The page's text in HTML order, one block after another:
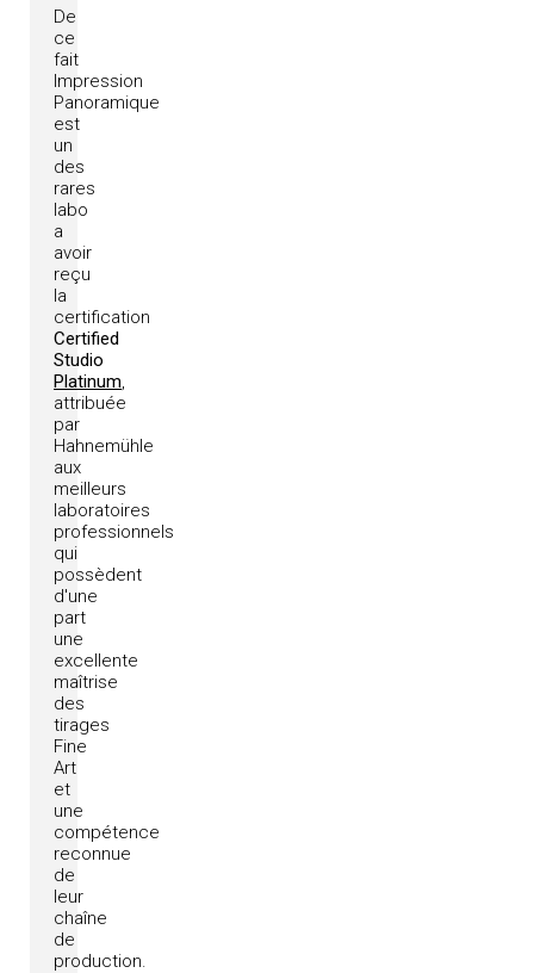
De
ce
fait
Impression
Panoramique
est
un
des
rares
labo
a
avoir
reçu
la
certification
Certified
Studio
Platinum,
attribuée
par
Hahnemühle
aux
meilleurs
laboratoires
professionnels
qui
possèdent
d'une
part
une
excellente
maîtrise
des
tirages
Fine
Art
et
une
compétence
reconnue
de
leur
chaîne
de
production.